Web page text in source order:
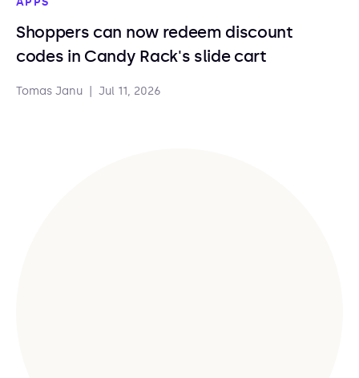
Shoppers can now redeem discount
codes in Candy Rack's slide cart
Tomas Janu Jul 11, 2026